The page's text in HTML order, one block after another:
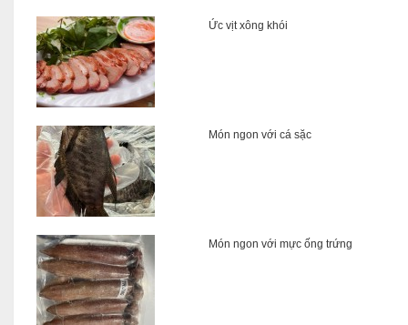
Ức vịt xông khói
Món ngon với cá sặc
Món ngon với mực ống trứng